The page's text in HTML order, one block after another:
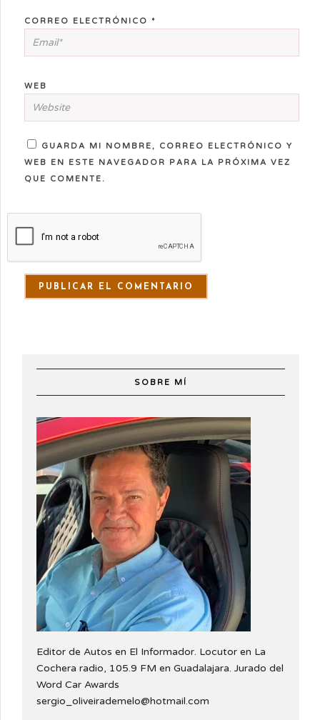
CORREO ELECTRÓNICO *
WEB
GUARDA MI NOMBRE, CORREO ELECTRÓNICO Y
WEB EN ESTE NAVEGADOR PARA LA PRÓXIMA VEZ
QUE COMENTE.
SOBRE MÍ
Editor de Autos en El Informador. Locutor en La
Cochera radio, 105.9 FM en Guadalajara. Jurado del
Word Car Awards
sergio_oliveirademelo@hotmail.com